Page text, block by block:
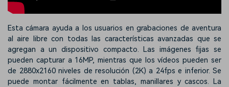
Esta cámara ayuda a los usuarios en grabaciones de aventura
al aire libre con todas las características avanzadas que se
agregan a un dispositivo compacto. Las imágenes fijas se
pueden capturar a 16MP, mientras que los vídeos pueden ser
de 2880x2160 niveles de resolución (2K) a 24fps e inferior. Se
puede montar fácilmente en tablas, manillares y cascos. La